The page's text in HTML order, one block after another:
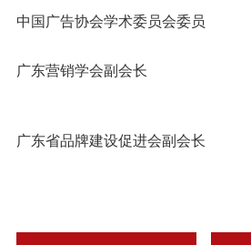
中国广告协会学术委员会委员
广东营销学会副会长
广东省品牌建设促进会副会长